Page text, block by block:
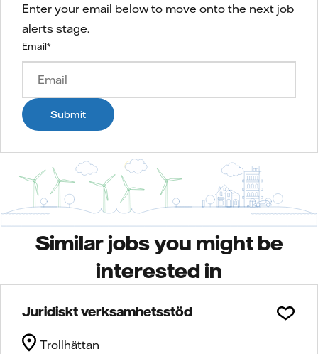
Enter your email below to move onto the next job
alerts stage.
Email*
Submit
Similar jobs you might be
interested in
Juridiskt verksamhetsstöd
Trollhättan